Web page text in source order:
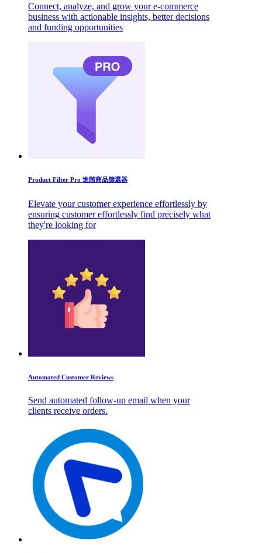
Connect, analyze, and grow your e-commerce
business with actionable insights, better decisions
and funding opportunities
Product Filter Pro 進階商品篩選器
Elevate your customer experience effortlessly by
ensuring customer effortlessly find precisely what
they're looking for
Automated Customer Reviews
Send automated follow-up email when your
clients receive orders.